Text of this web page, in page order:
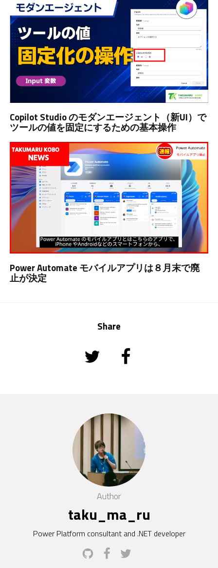
Copilot Studio のモダンエージェント（新UI）で
ツールの値を固定にするための基本操作
Power Automate モバイルアプリは８月末で廃
止が決定
Share
Author
taku_ma_ru
Power Platform consultant and .NET developer